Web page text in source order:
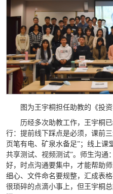
图为王宇桐担任助教的《投
历经多次助教工作，王宇桐
行：提前线下踩点是必须，课前
页笔有电、矿泉水备足”；线上
共享测试、视频测试”。师生沟通
好，时点沟通要集中，才能帮助
细心、文件命名要规整，汇成表
很琐碎的点滴小事上，但王宇桐